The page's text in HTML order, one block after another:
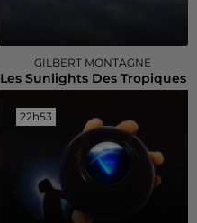
GILBERT MONTAGNE
Les Sunlights Des Tropiques
22h53
22h53